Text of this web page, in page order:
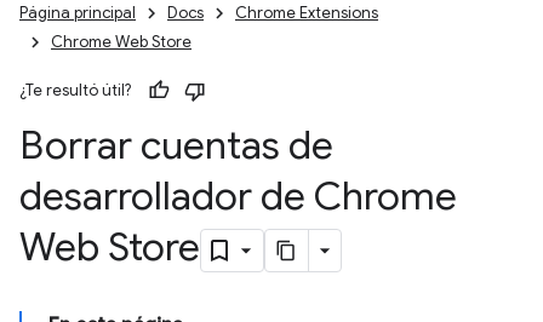
Página principal Docs
Chrome Extensions
Chrome Web Store
¿Te resultó útil?
Borrar cuentas de
desarrollador de Chrome
Web Store